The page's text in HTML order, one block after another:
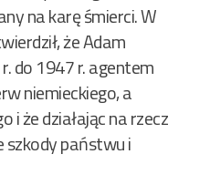
na karę śmierci. W
że Adam
do 1947 r. agentem
niemieckiego, a
i że działając na rzecz
szkody państwu i